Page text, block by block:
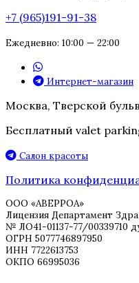
+7 (965)191-91-38
Ежедневно: 10:00 — 22:00
Интернет-магазин
Москва, Тверской
Бесплатный valet
Салон красоты
Политика
ООО «АВЕРРОА»
Лицензия Департамент
№ ЛО41-01137-77/00339710
ОГРН 5077746897950
ИНН 7722613753
ОКПО 66995036